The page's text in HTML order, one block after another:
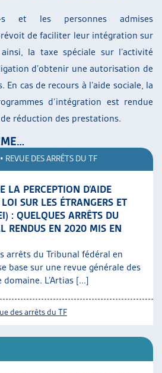
s et les personnes admises
de faciliter leur intégration sur
la taxe spéciale sur l’activité
d’obtenir une autorisation de
cas de recours à l’aide sociale, la
d’intégration est rendue
réduction des prestations.
• REVUE DES ARRÊTS DU TF
LA PERCEPTION D’AIDE
SUR LES ÉTRANGERS ET
: QUELQUES ARRÊTS DU
RENDUS EN 2020 MIS EN
arrêts du Tribunal fédéral en
base sur une revue générale des
L’Artias [...]
des arrêts du TF